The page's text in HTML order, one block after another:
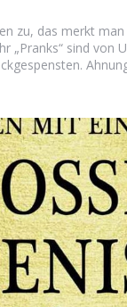
zu, das merkt
„Pranks“ sind von